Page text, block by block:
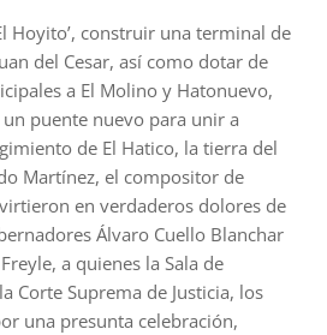
Hoyito’, construir una terminal de
del Cesar, así como dotar de
a El Molino y Hatonuevo,
puente nuevo para unir a
de El Hatico, la tierra del
Martínez, el compositor de
en verdaderos dolores de
Álvaro Cuello Blanchar
a quienes la Sala de
Corte Suprema de Justicia, los
una presunta celebración,